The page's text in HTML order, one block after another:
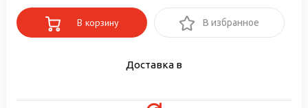
В корзину В избранное
Доставка в